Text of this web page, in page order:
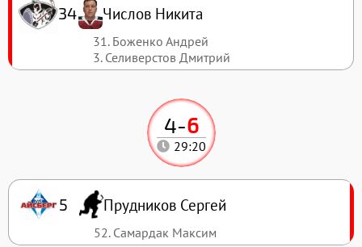
4-6
29:20
5 Прудников Сергей
52. Самардак Максим
34 Числов Никита
31. Боженко Андрей
3. Селиверстов Дмитрий